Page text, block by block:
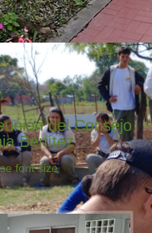
del Consejo
Benítez
font size